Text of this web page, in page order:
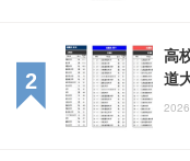
高
道